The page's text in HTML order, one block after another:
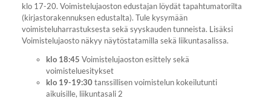
klo 17-20. Voimistelujaoston edustajan löydät tapahtumatorilta
(kirjastorakennuksen edustalta). Tule kysymään
voimisteluharrastuksesta sekä syyskauden tunneista. Lisäksi
Voimistelujaosto näkyy näytöstatamilla sekä liikuntasalissa.
klo 18:45 Voimistelujaoston esittely sekä
voimisteluesitykset
klo 19-19:30tanssillisen voimistelun kokeilutunti
aikuisille, liikuntasali 2